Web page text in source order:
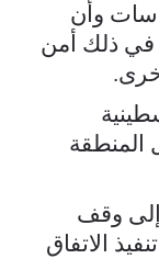
وأن
في ذلك أمن
المنطقة
وقف
الاتفاق